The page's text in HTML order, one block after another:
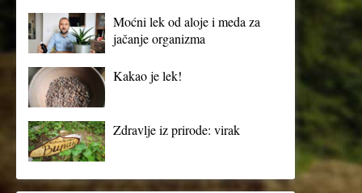
Moćni lek od aloje i meda za
jačanje organizma
Kakao je lek!
Zdravlje iz prirode: virak